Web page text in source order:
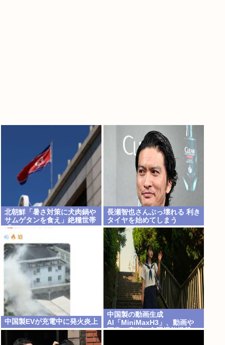
北朝鮮「暑さ対策に犬肉鍋や
サムゲタンを食え」絶糧世帯
「…」
長瀬智也さんぶっ壊れる 利き
タイヤを始めてしまう
中国製EVが充電中に発火炎上
中国製の動画生成
AI「MiniMaxH3」、動画や
画像、音楽の参照機能搭載で